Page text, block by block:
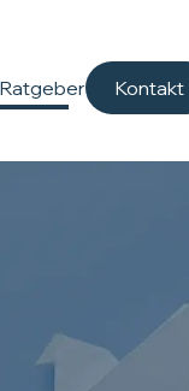
Ratgeber Kontakt